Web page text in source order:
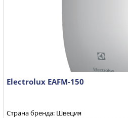
Electrolux EAFM-150
Страна бренда: Швеция